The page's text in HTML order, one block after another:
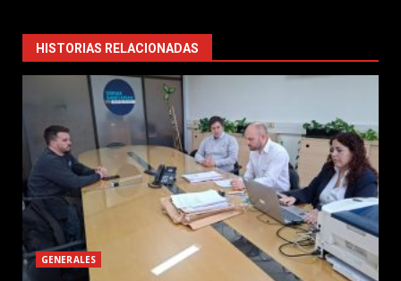
HISTORIAS RELACIONADAS
GENERALES